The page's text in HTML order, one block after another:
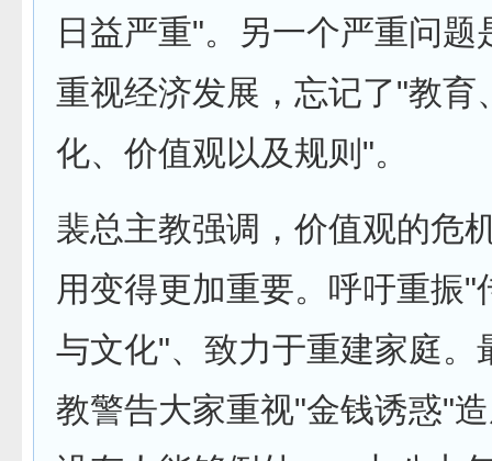
日益严重"。另一个严重问题
重视经济发展，忘记了"教育
化、价值观以及规则"。
裴总主教强调，价值观的危
用变得更加重要。呼吁重振"
与文化"、致力于重建家庭。
教警告大家重视"金钱诱惑"